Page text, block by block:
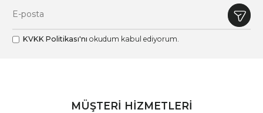
KVKK Politikası'nı okudum kabul ediyorum.
MÜŞTERİ HİZMETLERİ